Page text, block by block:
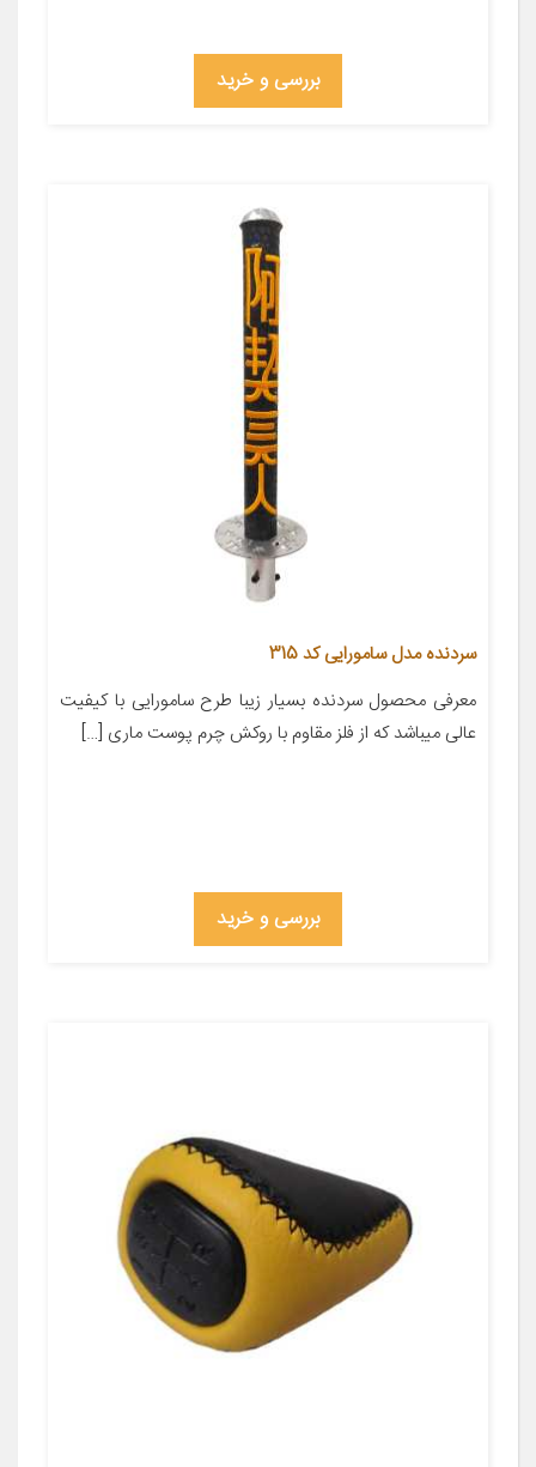
بررسی و خرید
سردنده مدل سامورایی کد 315
معرفی محصول سردنده بسیار زیبا طرح سامورایی با کیفیت
عالی میباشد که از فلز مقاوم با روکش چرم پوست ماری […]
بررسی و خرید